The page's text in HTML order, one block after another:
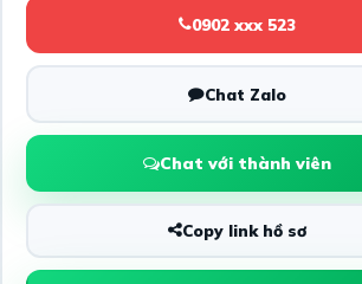
0902 xxx 523
Chat Zalo
Chat với thành viên
Copy link hồ sơ